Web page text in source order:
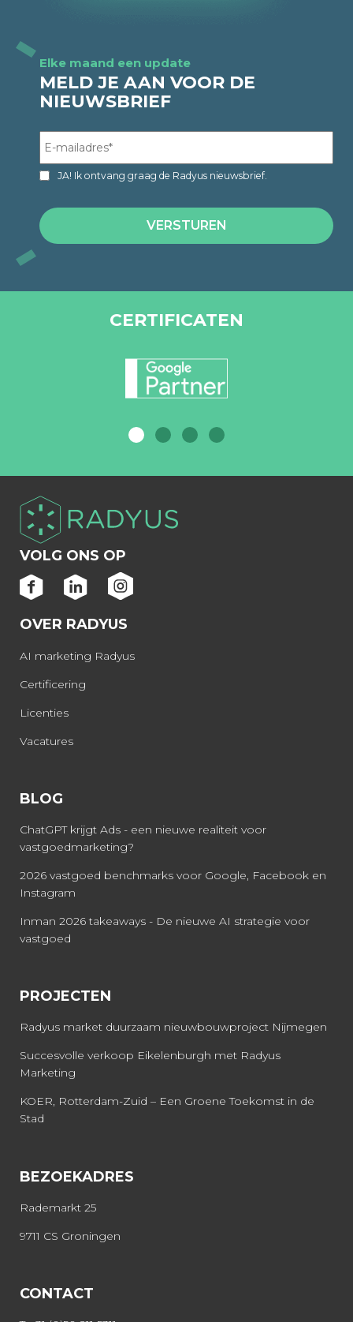
Elke maand een update
MELD JE AAN VOOR DE
NIEUWSBRIEF
JA! Ik ontvang graag de Radyus nieuwsbrief.
CERTIFICATEN
VOLG ONS OP
OVER RADYUS
AI marketing Radyus
Certificering
Licenties
Vacatures
BLOG
ChatGPT krijgt Ads - een nieuwe realiteit voor
vastgoedmarketing?
2026 vastgoed benchmarks voor Google, Facebook en
Instagram
Inman 2026 takeaways - De nieuwe AI strategie voor
vastgoed
PROJECTEN
Radyus market duurzaam nieuwbouwproject Nijmegen
Succesvolle verkoop Eikelenburgh met Radyus
Marketing
KOER, Rotterdam-Zuid – Een Groene Toekomst in de
Stad
BEZOEKADRES
Rademarkt 25
9711 CS Groningen
CONTACT